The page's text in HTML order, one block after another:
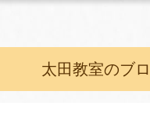
太田教室のブ